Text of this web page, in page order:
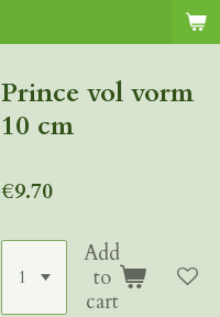
Prince vol vorm
10 cm
€9.70
Add
to
cart